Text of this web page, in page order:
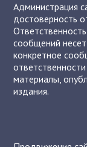
Администрация
достоверность
сообщений
конкретное
материалы,
издания.